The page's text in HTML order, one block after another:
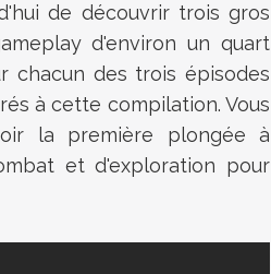
de découvrir trois gros
d'environ un quart
chacun des trois épisodes
à cette compilation. Vous
la première plongée à
et d'exploration pour